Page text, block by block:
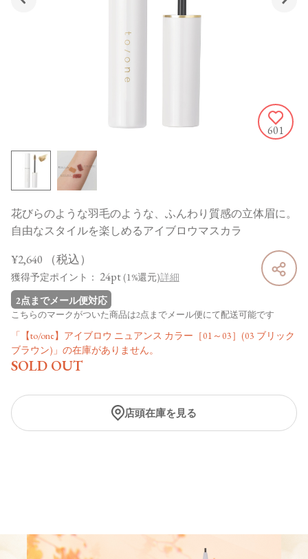
601
花びらのような羽毛のような、ふんわり質感の立体眉に。
自由なスタイルを楽しめるアイブロウマスカラ
¥2,640 （税込）
獲得予定ポイント： 24pt (1%還元)詳細
2点までメール便対応
こちらのマークがついた商品は2点までメール便にて配送可能です
「【to/one】アイブロウ ニュアンス カラー［01～03］(03 ブリック
ブラウン)」の在庫がありません。
SOLD OUT
店頭在庫を見る